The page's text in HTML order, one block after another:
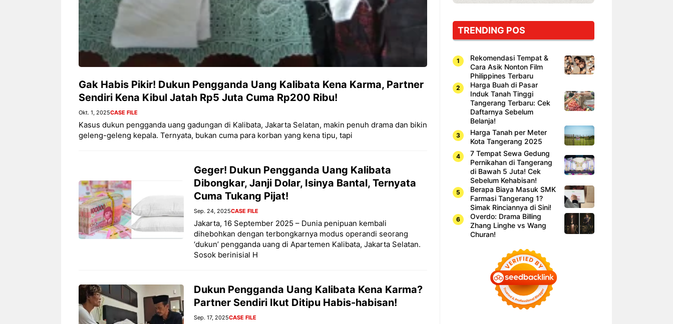
Gak Habis Pikir! Dukun Pengganda Uang Kalibata Kena Karma, Partner
Sendiri Kena Kibul Jatah Rp5 Juta Cuma Rp200 Ribu!
Okt. 1, 2025CASE FILE
Kasus dukun pengganda uang gadungan di Kalibata, Jakarta Selatan, makin penuh drama dan bikin
geleng-geleng kepala. Ternyata, bukan cuma para korban yang kena tipu, tapi
Geger! Dukun Pengganda Uang Kalibata
Dibongkar, Janji Dolar, Isinya Bantal, Ternyata
Cuma Tukang Pijat!
Sep. 24, 2025CASE FILE
Jakarta, 16 September 2025 – Dunia penipuan kembali
dihebohkan dengan terbongkarnya modus operandi seorang
‘dukun’ pengganda uang di Apartemen Kalibata, Jakarta Selatan.
Sosok berinisial H
Dukun Pengganda Uang Kalibata Kena Karma?
Partner Sendiri Ikut Ditipu Habis-habisan!
Sep. 17, 2025CASE FILE
Dicoba,
Cuma
Sushi!
TRENDING POS
Rekomendasi Tempat &
Cara Asik Nonton Film
Philippines Terbaru
Harga Buah di Pasar
Induk Tanah Tinggi
Tangerang Terbaru: Cek
Daftarnya Sebelum
Belanja!
Harga Tanah per Meter
Kota Tangerang 2025
7 Tempat Sewa Gedung
Pernikahan di Tangerang
di Bawah 5 Juta! Cek
Sebelum Kehabisan!
Berapa Biaya Masuk SMK
Farmasi Tangerang 1?
Simak Rinciannya di Sini!
Overdo: Drama Billing
Zhang Linghe vs Wang
Churan!